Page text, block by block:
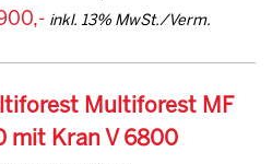
inkl. 13% MwSt./Verm.
Multiforest MF
mit Kran V 6800